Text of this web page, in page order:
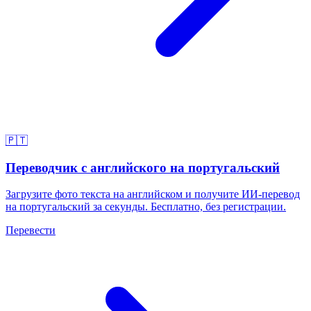
🇵🇹
Переводчик с английского на португальский
Загрузите фото текста на английском и получите ИИ-перевод
на португальский за секунды. Бесплатно, без регистрации.
Перевести